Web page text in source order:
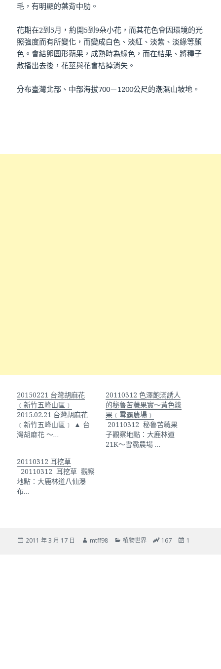
毛，有明顯的葉背中肋。
花期在2到5月，約開5到9朵小花，而其花色會因環境的光
照強度而有所變化，而變成白色、淡紅、淡紫、淡綠等顏
色。會結卵圓形蒴果，成熟時為綠色，而在結果、將種子
散播出去後，花莖與花會枯掉消失。
分布臺灣北部、中部海拔700－1200公尺的潮濕山坡地。
20150221 台灣胡麻花
﹝新竹五峰山區﹞
2015.02.21 台灣胡麻花
﹝新竹五峰山區﹞ ▲ 台
灣胡麻花 ～…
20110312 色澤飽滿誘人
的秘魯苦蘵果實～黃色漿
果﹝雪霸農場﹞
20110312 秘魯苦蘵果
子觀察地點：大鹿林道
21K～雪霸農場 …
20110312 耳挖草
20110312 耳挖草 觀察
地點：大鹿林道八仙瀑
布…
發
2011 年 3 月 17 日
作
mtff98
分
植物世界
總
167
24
1